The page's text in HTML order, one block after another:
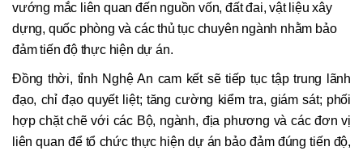
vướng mắc liên quan đến nguồn vốn, đất đai, vật liệu xây
dựng, quốc phòng và các thủ tục chuyên ngành nhằm bảo
đảm tiến độ thực hiện dự án.
Đồng thời, tỉnh Nghệ An cam kết sẽ tiếp tục tập trung lãnh
đạo, chỉ đạo quyết liệt; tăng cường kiểm tra, giám sát; phối
hợp chặt chẽ với các Bộ, ngành, địa phương và các đơn vị
liên quan để tổ chức thực hiện dự án bảo đảm đúng tiến độ,